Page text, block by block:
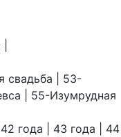
свадьба | 53-
| 55-Изумрудная
года | 43 года | 44